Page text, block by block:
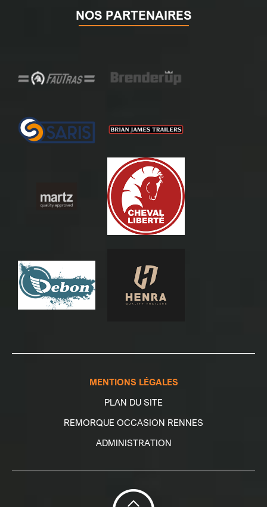
NOS PARTENAIRES
MENTIONS LÉGALES
PLAN DU SITE
REMORQUE OCCASION RENNES
ADMINISTRATION